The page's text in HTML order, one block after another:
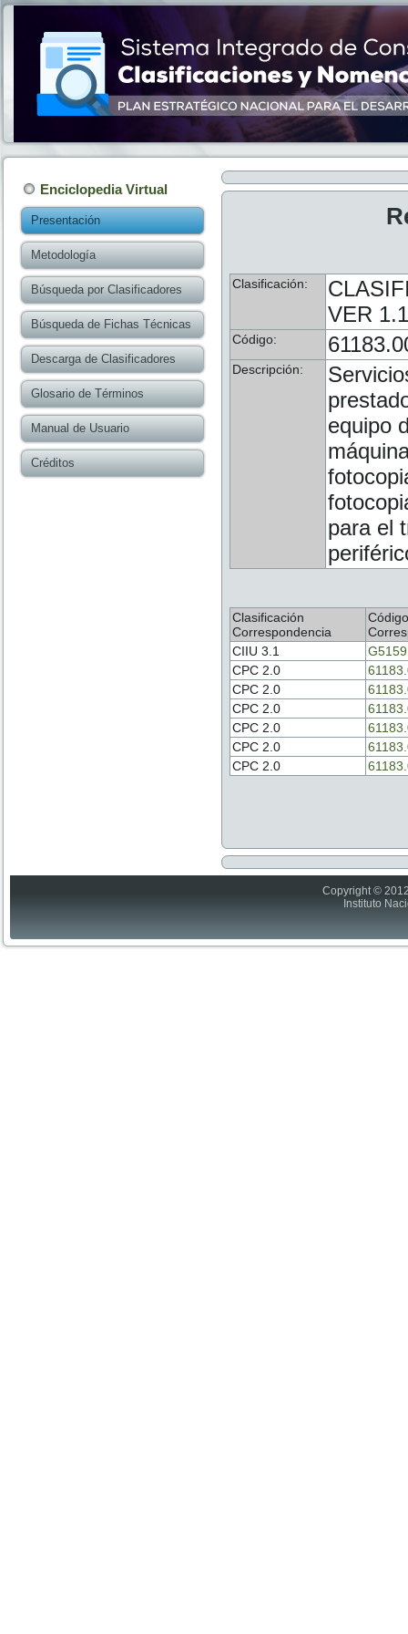
Enciclopedia Virtual
Presentación
Metodología
Búsqueda por Clasificadores
Búsqueda de Fichas Técnicas
Descarga de Clasificadores
Glosario de Términos
Manual de Usuario
Créditos
Clasificación:
VER
Código:
Descripción:
equipo
para el
Clasificación
Correspondencia
Código
CIIU 3.1
G5159
CPC 2.0
CPC 2.0
CPC 2.0
CPC 2.0
CPC 2.0
CPC 2.0
Copyright ©
Instituto